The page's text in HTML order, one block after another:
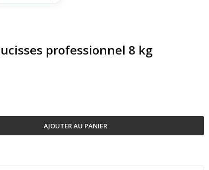
professionnel 8 kg
AJOUTER AU PANIER